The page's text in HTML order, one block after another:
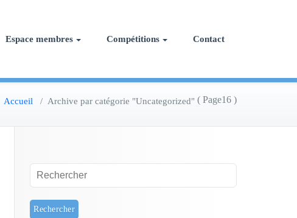
Espace membres Compétitions Contact
Accueil / Archive par catégorie "Uncategorized" ( Page16 )